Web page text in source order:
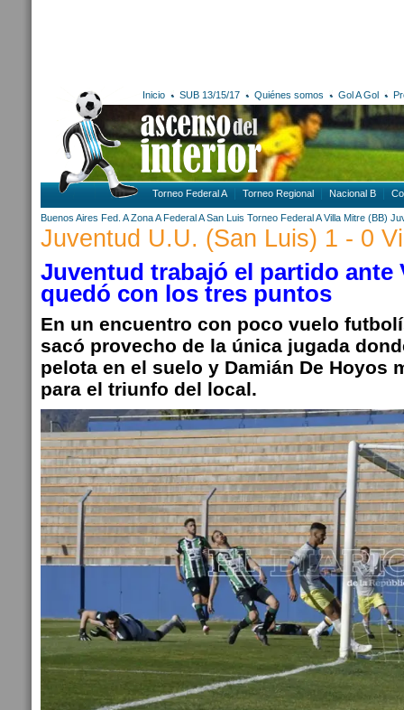
Inicio SUB 13/15/17 Quiénes somos Gol A Gol
Torneo Federal A Torneo Regional Nacional B
Buenos Aires Fed. A Zona A Federal A San Luis Torneo Federal A Villa Mitre (BB)
Juventud U.U. (San Luis) 1 - 0
Juventud trabajó el partido ante
quedó con los tres puntos
En un encuentro con poco vuelo
sacó provecho de la única jugada
pelota en el suelo y Damián De Hoyos
para el triunfo del local.